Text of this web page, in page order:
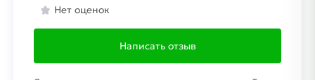
Нет оценок
Написать отзыв